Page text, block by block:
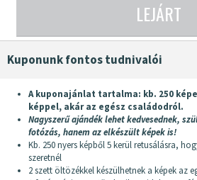
LEJÁRT
Kuponunk fontos tudnivalói
A kuponajánlat tartalma: kb. 250
képpel, akár az egész családodról.
Nagyszerű ajándék lehet kedvesednek,
fotózás, hanem az elkészült képek is!
Kb. 250 nyers képből 5 kerül retusálásra,
szeretnél
2 szett öltözékkel készülhetnek a képek az